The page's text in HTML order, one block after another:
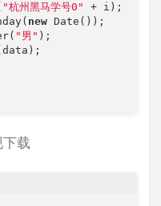
"杭州黑马学号0"
+ i);
new Date());
"男" );
载